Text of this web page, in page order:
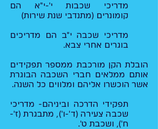
מדריכי שכבות י'-י"א הם
קומונרים (מתנדבי שנת שירות)
מדריכי שכבה י"ב הם מדריכים
בוגרים אחרי צבא.
הובלת הקן מורכבת ממספר תפקידים
אותם ממלאים חברי השכבה הבוגרת
אשר הוכשרו אליהם ומלווים כל השנה.
תפקידי הדרכה וביניהם- מדריכי
שכבה צעירה (ד'-ו'), מתבגרת (ז'-
ח'), ושכבת ט'.